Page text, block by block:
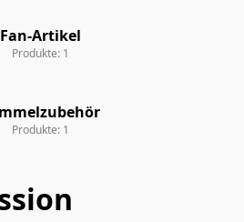
Fan-Artikel
Produkte: 1
Produkte: 1